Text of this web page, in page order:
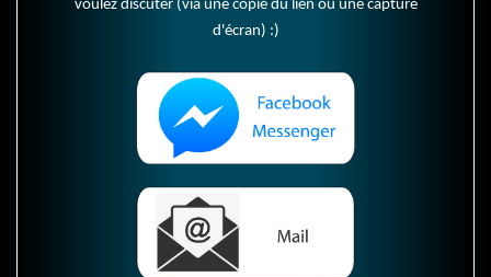
voulez discuter (via une copie du lien ou une capture
d'écran) :)